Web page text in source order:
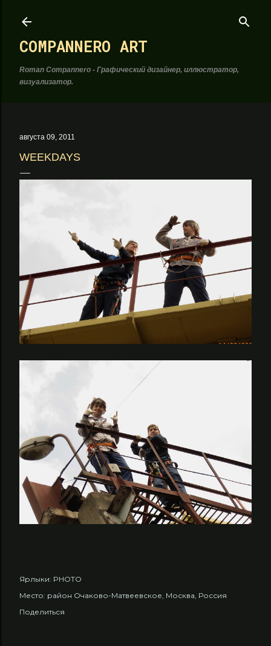
COMPANNERO ART
Roman Compannero - Графический дизайнер, иллюстратор,
визуализатор.
августа 09, 2011
WEEKDAYS
Ярлыки: PHOTO
Место: район Очаково-Матвеевское, Москва, Россия
Поделиться